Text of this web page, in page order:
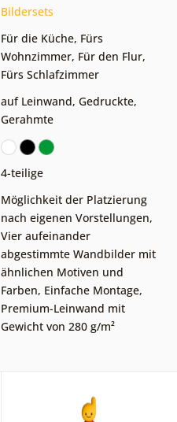
Bildersets
Für die Küche, Fürs
Wohnzimmer, Für den Flur,
Fürs Schlafzimmer
auf Leinwand, Gedruckte,
Gerahmte
4-teilige
Möglichkeit der Platzierung
nach eigenen Vorstellungen,
Vier aufeinander
abgestimmte Wandbilder mit
ähnlichen Motiven und
Farben, Einfache Montage,
Premium-Leinwand mit
Gewicht von 280 g/m²